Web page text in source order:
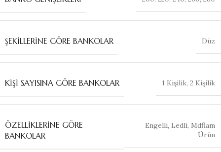
ŞEKILLERINE GÖRE BANKOLAR Düz
KIŞI SAYISINA GÖRE BANKOLAR 1 Kişilik, 2 Kişilik
ÖZELLIKLERINE GÖRE
BANKOLAR
Engelli, Ledli, Mdflam
Ürün